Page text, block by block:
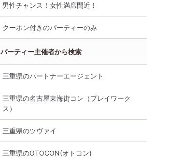
男性チャンス！女性満席間近！
クーポン付きのパーティーのみ
パーティー主催者から検索
三重県のパートナーエージェント
三重県の名古屋東海街コン（プレイワーク
ス）
三重県のツヴァイ
三重県のOTOCON(オトコン)